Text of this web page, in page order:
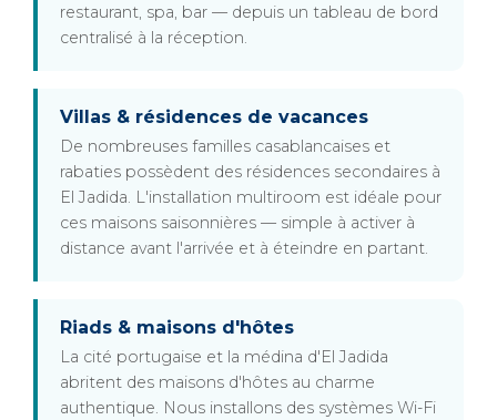
restaurant, spa, bar — depuis un tableau de bord
centralisé à la réception.
Villas & résidences de vacances
De nombreuses familles casablancaises et
rabaties possèdent des résidences secondaires à
El Jadida. L'installation multiroom est idéale pour
ces maisons saisonnières — simple à activer à
distance avant l'arrivée et à éteindre en partant.
Riads & maisons d'hôtes
La cité portugaise et la médina d'El Jadida
abritent des maisons d'hôtes au charme
authentique. Nous installons des systèmes Wi-Fi